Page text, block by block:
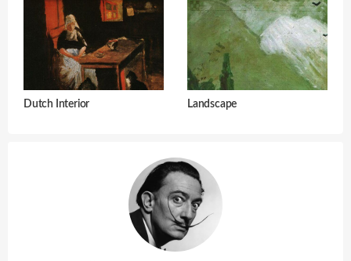
Dutch Interior Landscape